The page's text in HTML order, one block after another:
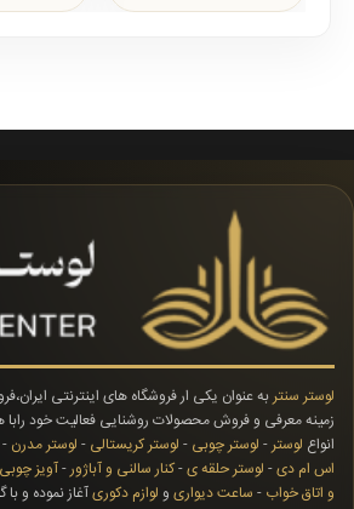
لامپ هاى به كار ..
لامپ هاى به
لوستر سنتر به عنوان یکی ار فروشگاه های اینترنتی
زمینه معرفی و فروش محصولات روشنایی فعالیت خود
انواع لوستر - لوستر چوبی - لوستر کریستالی - لوستر مدرن -
اس ام دی- لوستر حلقه ی-کنار سالنی و آباژور-آویز چوبی
و اتاق خواب - ساعت دیواری و لوازم دکوریآغاز نموده و